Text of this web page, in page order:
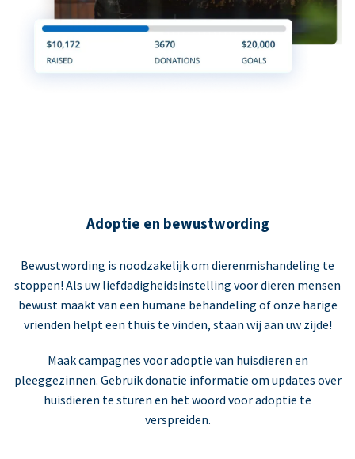
Adoptie en bewustwording
Bewustwording is noodzakelijk om dierenmishandeling te
stoppen! Als uw liefdadigheidsinstelling voor dieren mensen
bewust maakt van een humane behandeling of onze harige
vrienden helpt een thuis te vinden, staan wij aan uw zijde!
Maak campagnes voor adoptie van huisdieren en
pleeggezinnen. Gebruik donatie informatie om updates over
huisdieren te sturen en het woord voor adoptie te
verspreiden.